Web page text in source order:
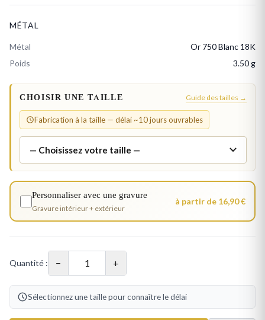
MÉTAL
Métal
Or 750 Blanc 18K
Poids
3.50 g
CHOISIR UNE TAILLE Guide des tailles →
Fabrication à la taille — délai ~10 jours ouvrables
Personnaliser avec une gravure
Gravure intérieur + extérieur
à partir de 16,90 €
Quantité : − +
Sélectionnez une taille pour connaître le délai